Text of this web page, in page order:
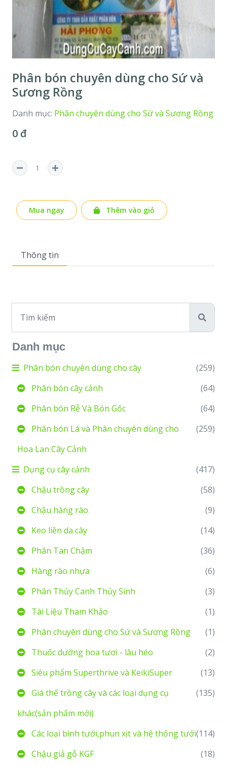
Phân bón chuyên dùng cho Sứ và
Sương Rồng
Danh mục: Phân chuyên dùng cho Sứ và Sương Rồng
0 đ
Mua ngay Thêm vào giỏ
Thông tin
Danh mục
Phân bón chuyên dùng cho cây
(259)
Phân bón cây cảnh
(64)
Phân bón Rễ Và Bón Gốc
(64)
Phân bón Lá và Phân chuyên dùng cho
Hoa Lan Cây Cảnh
(259)
Dụng cụ cây cảnh
(417)
Chậu trồng cây
(58)
Chậu hàng rào
(9)
Keo liền da cây
(14)
Phân Tan Chậm
(36)
Hàng rào nhựa
(6)
Phân Thủy Canh Thủy Sinh
(3)
Tài Liệu Tham Khảo
(1)
Phân chuyên dùng cho Sứ và Sương Rồng
(1)
Thuốc dưỡng hoa tươi - lâu héo
(2)
Siêu phẩm Superthrive và KeikiSuper
(13)
Giá thể trồng cây và các loại dụng cụ
khác(sản phẩm mới)
(135)
Các loại bình tưới,phun xịt và hệ thống tưới(114)
Chậu giả gỗ KGF
(18)